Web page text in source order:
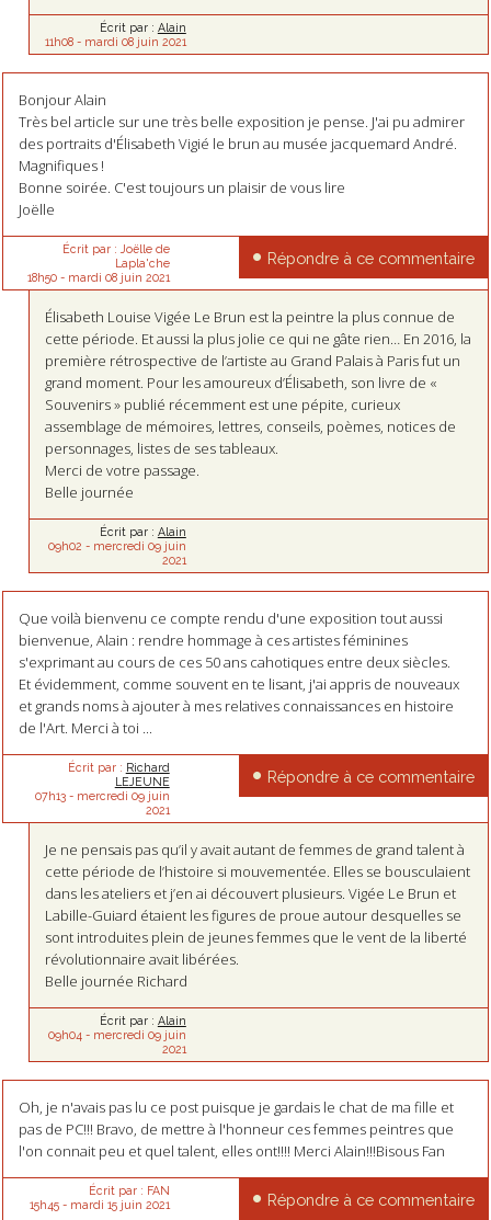
Écrit par : Alain
11h08- mardi 08 juin 2021
Bonjour Alain
Très bel article sur une très belle exposition je pense. J'ai pu admirer
des portraits d'Élisabeth Vigié le brun au musée jacquemard André.
Magnifiques !
Bonne soirée. C'est toujours un plaisir de vous lire
Joëlle
Écrit par : Joëlle de
Lapla'che
18h50- mardi 08 juin 2021
Répondre à ce commentaire
Élisabeth Louise Vigée Le Brun est la peintre la plus connue de
cette période. Et aussi la plus jolie ce qui ne gâte rien… En 2016, la
première rétrospective de l’artiste au Grand Palais à Paris fut un
grand moment. Pour les amoureux d’Élisabeth, son livre de «
Souvenirs » publié récemment est une pépite, curieux
assemblage de mémoires, lettres, conseils, poèmes, notices de
personnages, listes de ses tableaux.
Merci de votre passage.
Belle journée
Écrit par : Alain
09h02 - mercredi 09 juin
2021
Que voilà bienvenu ce compte rendu d'une exposition tout aussi
bienvenue, Alain : rendre hommage à ces artistes féminines
s'exprimant au cours de ces 50 ans cahotiques entre deux siècles.
Et évidemment, comme souvent en te lisant, j'ai appris de nouveaux
et grands noms à ajouter à mes relatives connaissances en histoire
de l'Art. Merci à toi ...
Écrit par : Richard
LEJEUNE
07h13- mercredi 09 juin
2021
Répondre à ce commentaire
Je ne pensais pas qu’il y avait autant de femmes de grand talent à
cette période de l’histoire si mouvementée. Elles se bousculaient
dans les ateliers et j’en ai découvert plusieurs. Vigée Le Brun et
Labille-Guiard étaient les figures de proue autour desquelles se
sont introduites plein de jeunes femmes que le vent de la liberté
révolutionnaire avait libérées.
Belle journée Richard
Écrit par : Alain
09h04 - mercredi 09 juin
2021
Oh, je n'avais pas lu ce post puisque je gardais le chat de ma fille et
pas de PC!!! Bravo, de mettre à l'honneur ces femmes peintres que
l'on connait peu et quel talent, elles ont!!!! Merci Alain!!!Bisous Fan
Écrit par : FAN
15h45- mardi 15 juin 2021 Répondre à ce commentaire